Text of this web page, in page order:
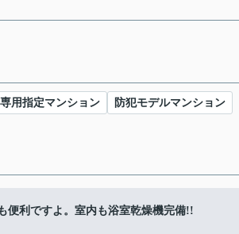
用指定マンション
防犯モデルマンション
便利ですよ。室内も浴室乾燥機完備!!